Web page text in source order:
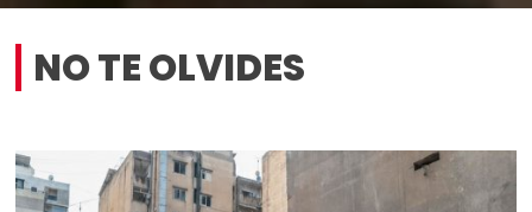
NO TE OLVIDES